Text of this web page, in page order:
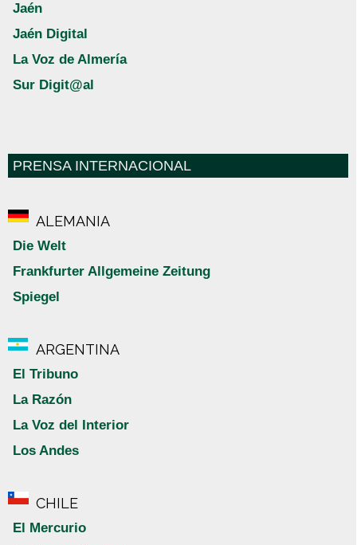
Jaén
Jaén Digital
La Voz de Almería
Sur Digit@al
PRENSA INTERNACIONAL
ALEMANIA
Die Welt
Frankfurter Allgemeine Zeitung
Spiegel
ARGENTINA
El Tribuno
La Razón
La Voz del Interior
Los Andes
CHILE
El Mercurio